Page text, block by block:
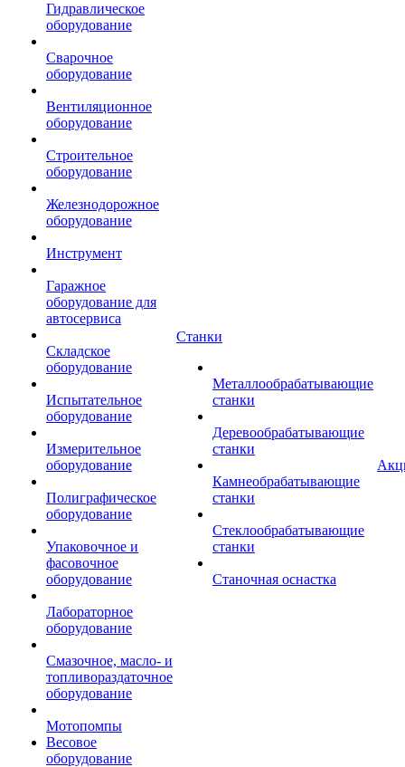
Гидравлическое
оборудование
Сварочное
оборудование
Вентиляционное
оборудование
Строительное
оборудование
Железнодорожное
оборудование
Инструмент
Гаражное
оборудование для
автосервиса
Складское
оборудование
Испытательное
оборудование
Измерительное
оборудование
Полиграфическое
оборудование
Упаковочное и
фасовочное
оборудование
Лабораторное
оборудование
Смазочное, масло- и
топливораздаточное
оборудование
Мотопомпы
Весовое
оборудование
Станки
Металлообрабатывающие
станки
Деревообрабатывающие
станки
Камнеобрабатывающие
станки
Стеклообрабатывающие
станки
Станочная оснастка